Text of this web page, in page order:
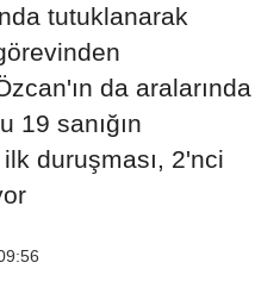
tutuklanarak
da aralarında
19 sanığın
ilk duruşması, 2'nci